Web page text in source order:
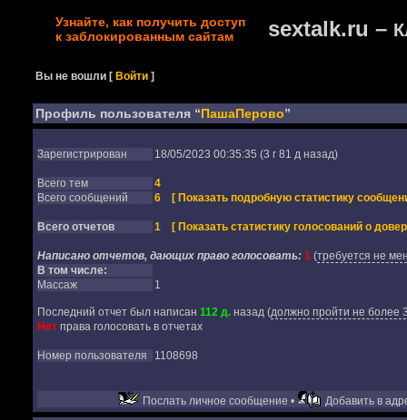
Узнайте, как получить доступ
к заблокированным сайтам
sextalk.ru –
Вы не вошли [Войти ]
Профиль пользователя “ПашаПерово”
Зарегистрирован 18/05/2023 00:35:35 (3 г 81 д назад)
Всего тем
4
Всего сообщений
6 [ Показать подробную статистику
Всего отчетов 1 [ Показать статистику голосований о
Написано отчетов, дающих право голосовать: 1(требуется не
В том числе:
Массаж
1
Последний отчет был написан 112 д.назад(должно пройти не более
Нетправа голосовать в отчетах
Номер пользователя 1108698
Послать личное сообщение • Добавить в